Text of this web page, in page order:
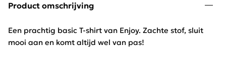
Product omschrijving
Een prachtig basic T-shirt van Enjoy. Zachte stof, sluit
mooi aan en komt altijd wel van pas!